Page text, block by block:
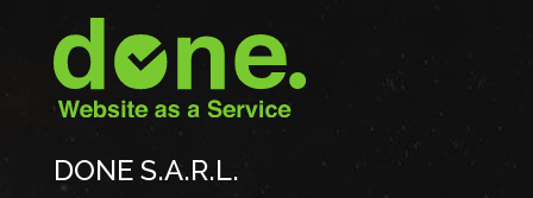
DONE S.A.R.L.